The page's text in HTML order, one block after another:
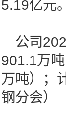
5.19亿元
公司
901.1万
万吨）；
钢分会）